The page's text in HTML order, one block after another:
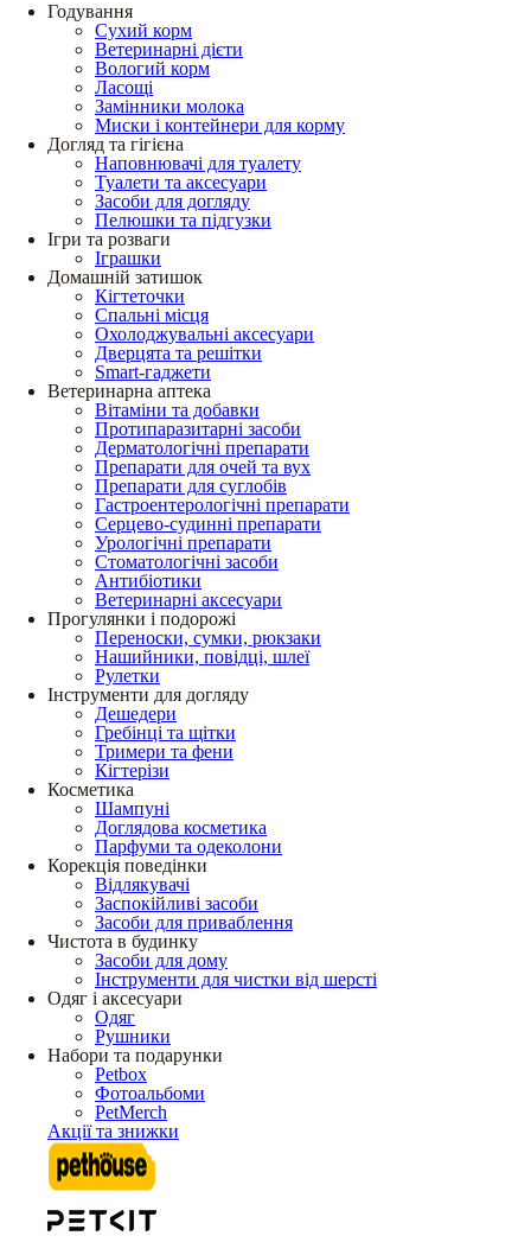
Годування
Сухий корм
Ветеринарні дієти
Вологий корм
Ласощі
Замінники молока
Миски і контейнери для корму
Догляд та гігієна
Наповнювачі для туалету
Туалети та аксесуари
Засоби для догляду
Пелюшки та підгузки
Ігри та розваги
Іграшки
Домашній затишок
Кігтеточки
Спальні місця
Охолоджувальні аксесуари
Дверцята та решітки
Smart-гаджети
Ветеринарна аптека
Вітаміни та добавки
Протипаразитарні засоби
Дерматологічні препарати
Препарати для очей та вух
Препарати для суглобів
Гастроентерологічні препарати
Серцево-судинні препарати
Урологічні препарати
Стоматологічні засоби
Антибіотики
Ветеринарні аксесуари
Прогулянки і подорожі
Переноски, сумки, рюкзаки
Нашийники, повідці, шлеї
Рулетки
Інструменти для догляду
Дешедери
Гребінці та щітки
Тримери та фени
Кігтерізи
Косметика
Шампуні
Доглядова косметика
Парфуми та одеколони
Корекція поведінки
Відлякувачі
Заспокійливі засоби
Засоби для приваблення
Чистота в будинку
Засоби для дому
Інструменти для чистки від шерсті
Одяг і аксесуари
Одяг
Рушники
Набори та подарунки
Petbox
Фотоальбоми
PetMerch
Акції та знижки